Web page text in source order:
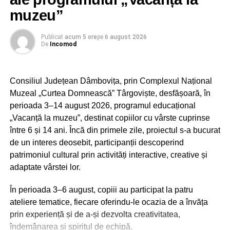
– echipamente individuale de protecție adecvate și, acolo
personală.
întreruperea temporară a activității, în condițiile legii.
În cadrul acțiunilor desfășurate în această săptămână,
inspectorii ITM Dâmbovița au efectuat 24 de controale, în
principal la angajatori din domeniile agriculturii și
construcțiilor. În majoritatea unităților verificate, inspectorii
au constatat că angajatorii au conștientizat importanța
protejării salariaților în perioadele de caniculă, acordând
corespunzătoare a lucrătorilor.
RECLAMA
muzeu”
Publicat acum 5 orepe 6 august 2026
De Incomod
Consiliul Județean Dâmbovița, prin Complexul Național
Muzeal „Curtea Domnească” Târgoviște, desfășoară, în
perioada 3–14 august 2026, programul educațional
„Vacanță la muzeu”, destinat copiilor cu vârste cuprinse
între 6 și 14 ani. Încă din primele zile, proiectul s-a bucurat
de un interes deosebit, participanții descoperind
patrimoniul cultural prin activități interactive, creative și
adaptate vârstei lor.
În perioada 3–6 august, copiii au participat la patru
ateliere tematice, fiecare oferindu-le ocazia de a învăța
prin experiență și de a-și dezvolta creativitatea,
îndemânarea și spiritul de echipă.